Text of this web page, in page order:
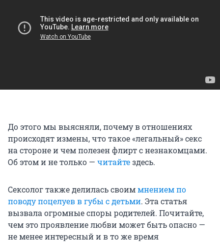
До этого мы выясняли, почему в отношениях
происходят измены, что такое «легальный» секс
на стороне и чем полезен флирт с незнакомцами.
Об этом и не только — читайтездесь.
Сексолог также делилась своиммнением по
поводу поцелуев в губы с детьми. Эта статья
вызвала огромные споры родителей. Почитайте,
чем это проявление любви может быть опасно —
не менее интересный и в то же время